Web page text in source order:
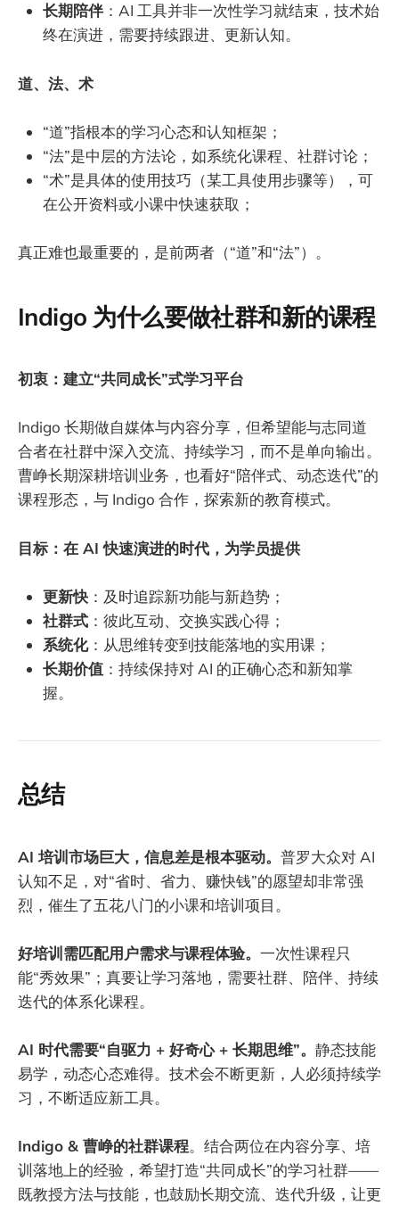
长期陪伴：AI 工具并非一次性学习就结束，技术始
终在演进，需要持续跟进、更新认知。
道、法、术
“道”指根本的学习心态和认知框架；
“法”是中层的方法论，如系统化课程、社群讨论；
“术”是具体的使用技巧（某工具使用步骤等），可
在公开资料或小课中快速获取；
真正难也最重要的，是前两者（“道”和“法”）。
Indigo 为什么要做社群和新的课程
初衷：建立“共同成长”式学习平台
Indigo 长期做自媒体与内容分享，但希望能与志同道
合者在社群中深入交流、持续学习，而不是单向输出。
曹峥长期深耕培训业务，也看好“陪伴式、动态迭代”的
课程形态，与 Indigo 合作，探索新的教育模式。
目标：在 AI 快速演进的时代，为学员提供
更新快 ：及时追踪新功能与新趋势；
社群式 ：彼此互动、交换实践心得；
系统化：从思维转变到技能落地的实用课；
长期价值 ：持续保持对 AI 的正确心态和新知掌
握。
总结
AI 培训市场巨大，信息差是根本驱动。 普罗大众对 AI
认知不足，对“省时、省力、赚快钱”的愿望却非常强
烈，催生了五花八门的小课和培训项目。
好培训需匹配用户需求与课程体验。 一次性课程只
能“秀效果”；真要让学习落地，需要社群、陪伴、持续
迭代的体系化课程。
AI 时代需要“自驱力 + 好奇心 + 长期思维”。 静态技能
易学，动态心态难得。技术会不断更新，人必须持续学
习，不断适应新工具。
Indigo & 曹峥的社群课程。结合两位在内容分享、培
训落地上的经验，希望打造“共同成长”的学习社群——
既教授方法与技能，也鼓励长期交流、迭代升级，让更